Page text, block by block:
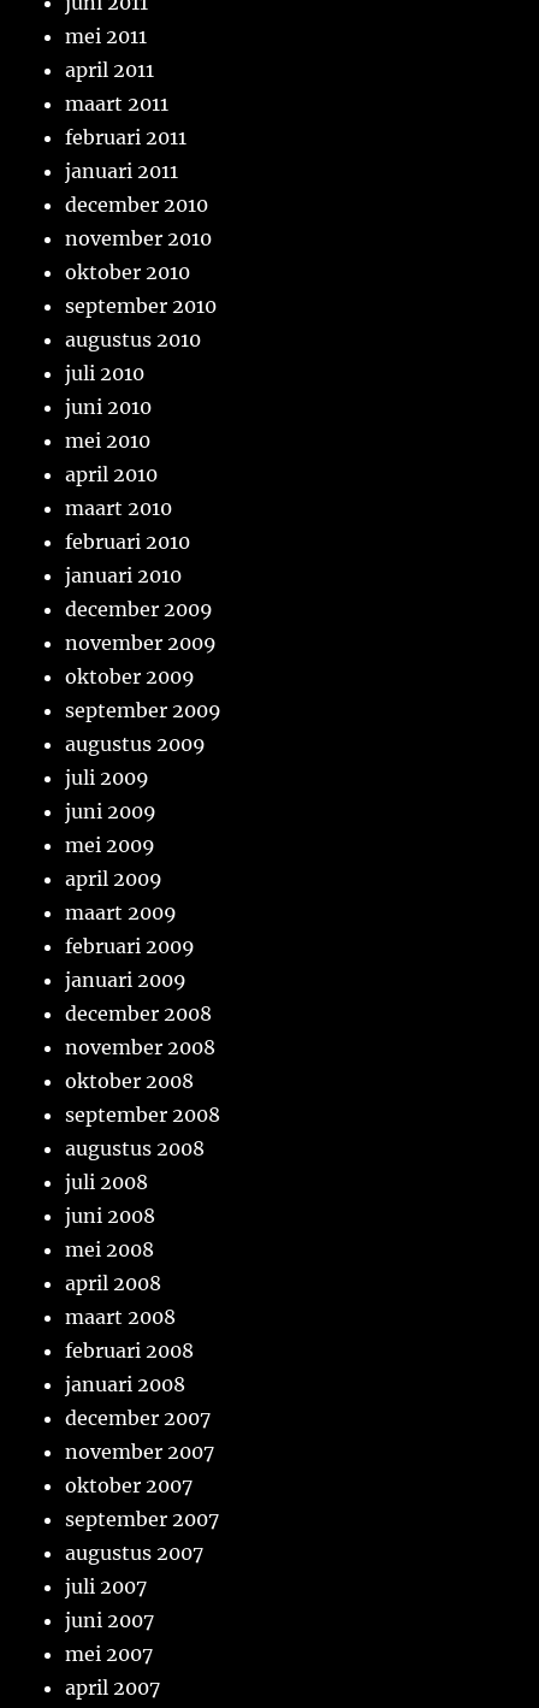
mei 2011
april 2011
maart 2011
februari 2011
januari 2011
december 2010
november 2010
oktober 2010
september 2010
augustus 2010
juli 2010
juni 2010
mei 2010
april 2010
maart 2010
februari 2010
januari 2010
december 2009
november 2009
oktober 2009
september 2009
augustus 2009
juli 2009
juni 2009
mei 2009
april 2009
maart 2009
februari 2009
januari 2009
december 2008
november 2008
oktober 2008
september 2008
augustus 2008
juli 2008
juni 2008
mei 2008
april 2008
maart 2008
februari 2008
januari 2008
december 2007
november 2007
oktober 2007
september 2007
augustus 2007
juli 2007
juni 2007
mei 2007
april 2007